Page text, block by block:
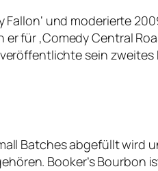
Fallon‘ und moderierte
für ‚Comedy Central
sein zweites
Batches abgefüllt
Booker’s